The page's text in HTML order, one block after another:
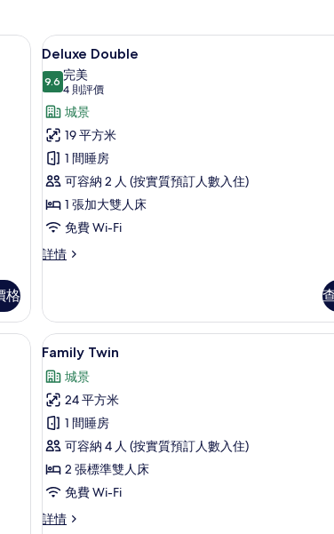
羽絨被、Select Comfort 床墊、隔音
格
載
入
所
有
Deluxe
Double
的
相
片
Deluxe Double | 高級
7
Deluxe Double
9.69.6 分，滿分 10 分
完美
4 則評價
(4
則
評
價)
城景
19 平方米
1 間睡房
可容納 2 人 (按實質預訂人數入住)
1 張加大雙人床
免費 Wi-Fi
詳情
Deluxe
Comfort 床墊、隔音
載
入
所
有
Family
Twin
的
相
片
Family Twin | 高級寢
11
Family Twin
城景
24 平方米
1 間睡房
可容納 4 人 (按實質預訂人數入住)
2 張標準雙人床
免費 Wi-Fi
詳情
Family